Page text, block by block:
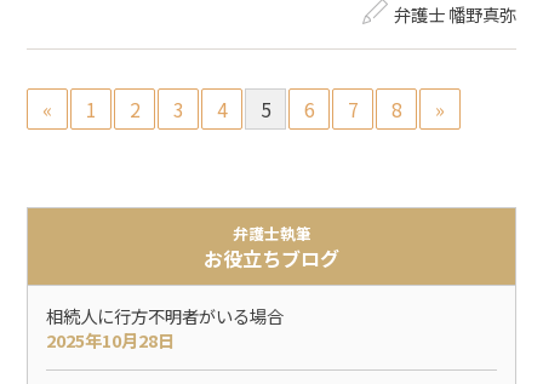
弁護士 幡野真弥
« 1 2 3 4 5 6 7 8 »
弁護士執筆
お役立ちブログ
相続人に行方不明者がいる場合
2025年10月28日